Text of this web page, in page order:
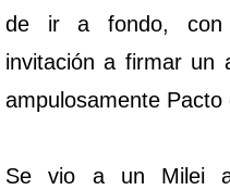
de ir a fondo, con
invitación a firmar un
ampulosamente Pacto
Se vio a un Milei